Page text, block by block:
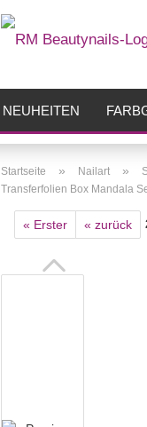
NEUHEITEN
Startseite » Nailart »
Transferfolien Box Mandala
« Erster « zurück